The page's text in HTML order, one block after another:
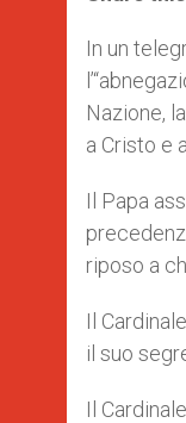
s
p
p
e
g
e
r
In un
Nazione,
a Cristo e
Il Papa
riposo a
Il
il suo
Il